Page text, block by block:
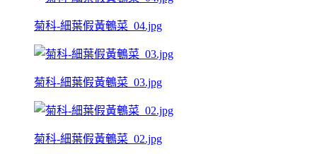
菊科-細葉假黃鵪菜_04.jpg
菊科-細葉假黃鵪菜_03.jpg
菊科-細葉假黃鵪菜_02.jpg